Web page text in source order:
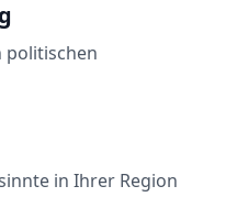
politischen
in Ihrer Region